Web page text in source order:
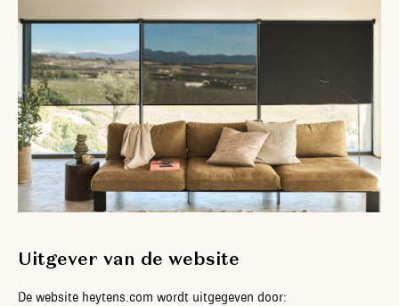
Uitgever van de website
De website heytens.com wordt uitgegeven door: